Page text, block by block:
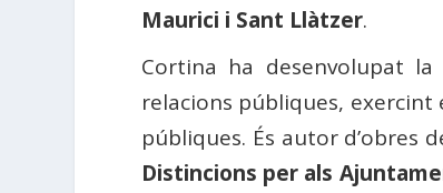
Maurici i Sant Llàtzer.
Cortina ha desenvolupat
relacions públiques, exercint
públiques. És autor d’obres
Distincions per als